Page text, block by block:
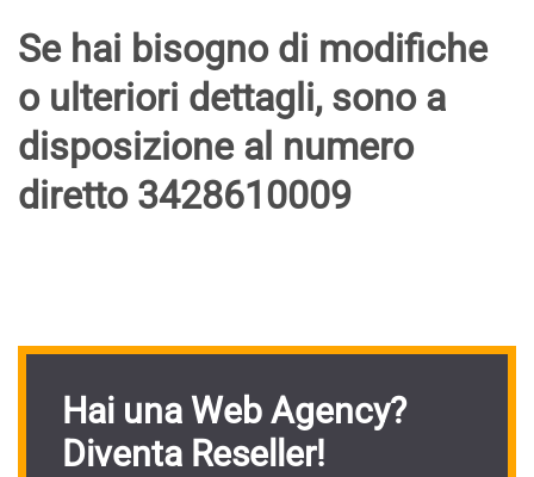
Se hai bisogno di modifiche
o ulteriori dettagli, sono a
disposizione al numero
diretto 3428610009
Hai una Web Agency?
Diventa Reseller!